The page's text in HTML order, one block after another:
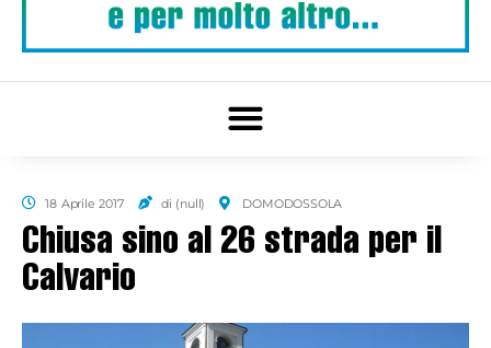
18 Aprile 2017 di (null) DOMODOSSOLA
Chiusa sino al 26 strada per il
Calvario